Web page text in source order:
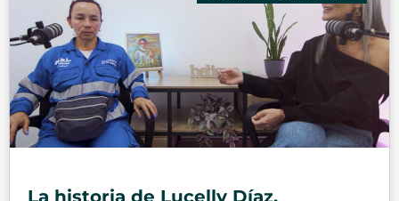
La historia de Lucelly Díaz,